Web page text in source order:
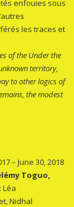
enfouies sous
les traces et
of the Under the
territory,
to other logics of
the modest
– June 30, 2018
Toguo,
Léa
Nidhal